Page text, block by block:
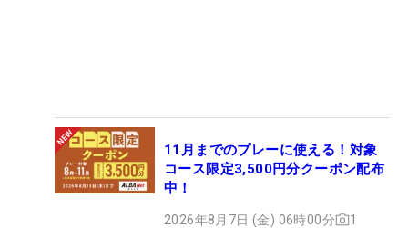
11月までのプレーに使える！対象
コース限定3,500円分クーポン配布
中！
2026年8月7日 (金) 06時00分 1